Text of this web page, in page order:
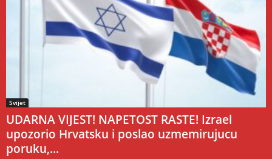
Svijet
UDARNA VIJEST! NAPETOST RASTE! Izrael
upozorio Hrvatsku i poslao uzmemirujucu
poruku,...